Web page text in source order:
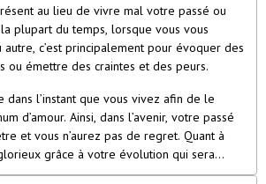
au lieu de vivre mal votre passé ou
plupart du temps, lorsque vous vous
autre, c’est principalement pour évoquer des
ou émettre des craintes et des peurs.
dans l’instant que vous vivez afin de le
d’amour. Ainsi, dans l’avenir, votre passé
et vous n’aurez pas de regret. Quant à
grâce à votre évolution qui sera